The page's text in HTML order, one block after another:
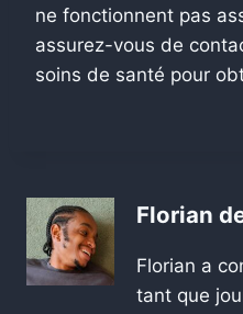
ne fonctionnent pas
assurez-vous de
soins de santé pour
Florian
Florian a
tant que